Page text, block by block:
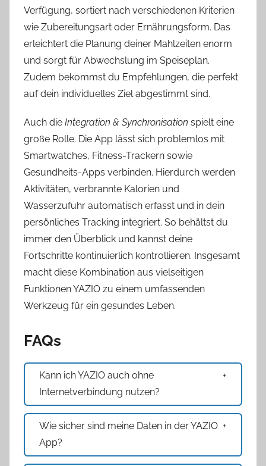
Verfügung, sortiert nach verschiedenen Kriterien
wie Zubereitungsart oder Ernährungsform. Das
erleichtert die Planung deiner Mahlzeiten enorm
und sorgt für Abwechslung im Speiseplan.
Zudem bekommst du Empfehlungen, die perfekt
auf dein individuelles Ziel abgestimmt sind.
Auch die Integration & Synchronisation spielt eine
große Rolle. Die App lässt sich problemlos mit
Smartwatches, Fitness-Trackern sowie
Gesundheits-Apps verbinden. Hierdurch werden
Aktivitäten, verbrannte Kalorien und
Wasserzufuhr automatisch erfasst und in dein
persönliches Tracking integriert. So behältst du
immer den Überblick und kannst deine
Fortschritte kontinuierlich kontrollieren. Insgesamt
macht diese Kombination aus vielseitigen
Funktionen YAZIO zu einem umfassenden
Werkzeug für ein gesundes Leben.
FAQs
Kann ich YAZIO auch ohne
Internetverbindung nutzen?
Wie sicher sind meine Daten in der YAZIO
App?